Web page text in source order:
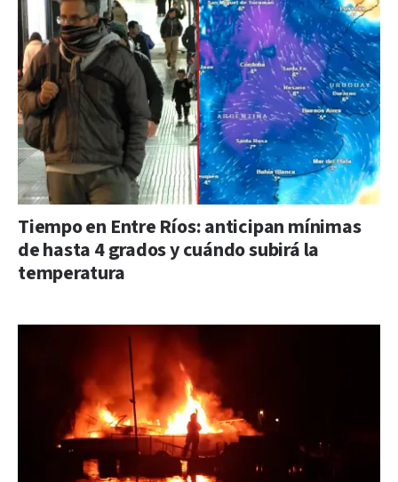
Tiempo en Entre Ríos: anticipan mínimas
de hasta 4 grados y cuándo subirá la
temperatura